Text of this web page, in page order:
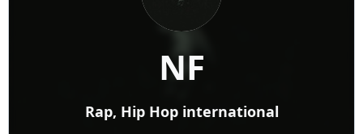
NF
Rap, Hip Hop international